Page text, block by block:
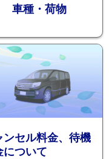
ン
車種・荷物
ンセル料金、待機
について